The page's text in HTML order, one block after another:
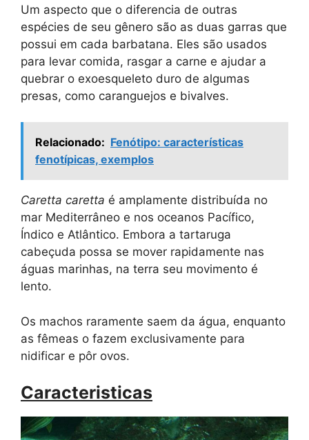
Um aspecto que o diferencia de outras
espécies de seu gênero são as duas garras que
possui em cada barbatana. Eles são usados ​​
para levar comida, rasgar a carne e ajudar a
quebrar o exoesqueleto duro de algumas
presas, como caranguejos e bivalves.
Relacionado: Fenótipo: características
fenotípicas, exemplos
Caretta caretta é amplamente distribuída no
mar Mediterrâneo e nos oceanos Pacífico,
Índico e Atlântico. Embora a tartaruga
cabeçuda possa se mover rapidamente nas
águas marinhas, na terra seu movimento é
lento.
Os machos raramente saem da água, enquanto
as fêmeas o fazem exclusivamente para
nidificar e pôr ovos.
Caracteristicas